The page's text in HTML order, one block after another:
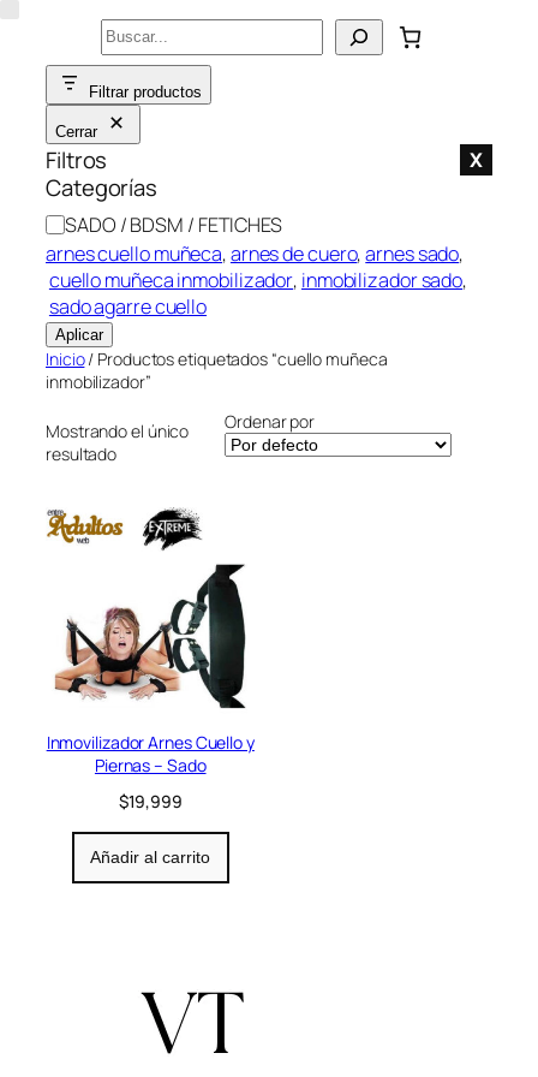
contenido
Buscar
Filtrar productos
Cerrar
Filtros X
Categorías
C
a
t
e
g
o
r
a
SADO / BDSM / FETICHES
arnes cuello muñeca, arnes de cuero, arnes sado,
cuello muñeca inmobilizador, inmobilizador sado,
sado agarre cuello
Aplicar
Inicio/ Productos etiquetados “cuello muñeca
inmobilizador”
Mostrando el único
resultado
Ordenar por
Inmovilizador Arnes Cuello y
Piernas – Sado
$19,999
Añadir al carrito